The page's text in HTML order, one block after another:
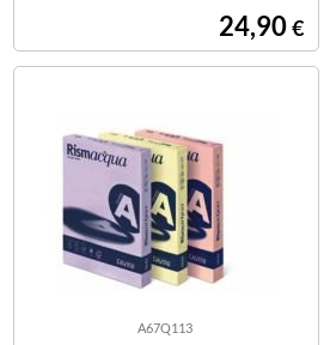
24,90€
A67Q113